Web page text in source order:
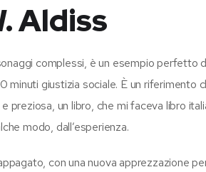
Aldiss
complessi, è un esempio perfetto
minuti giustizia sociale. È un riferimento
preziosa, un libro, che mi faceva libro
modo, dall’esperienza.
con una nuova apprezzazione